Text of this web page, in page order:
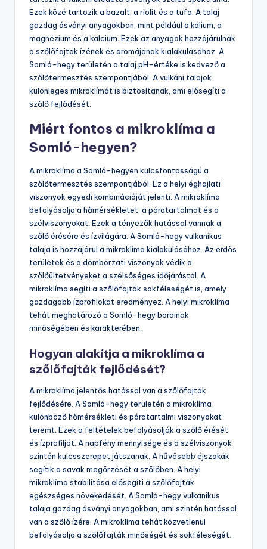
Ezek közé tartozik a bazalt, a riolit és a tufa. A talaj
gazdag ásványi anyagokban, mint például a kálium, a
magnézium és a kalcium. Ezek az anyagok hozzájárulnak
a szőlőfajták ízének és aromájának kialakulásához. A
Somló-hegy területén a talaj pH-értéke is kedvező a
szőlőtermesztés szempontjából. A vulkáni talajok
különleges mikroklímát is biztosítanak, ami elősegíti a
szőlő fejlődését.
Miért fontos a mikroklíma a
Somló-hegyen?
A mikroklíma a Somló-hegyen kulcsfontosságú a
szőlőtermesztés szempontjából. Ez a helyi éghajlati
viszonyok egyedi kombinációját jelenti. A mikroklíma
befolyásolja a hőmérsékletet, a páratartalmat és a
szélviszonyokat. Ezek a tényezők hatással vannak a
szőlő érésére és ízvilágára. A Somló-hegy vulkanikus
talaja is hozzájárul a mikroklíma kialakulásához. Az erdős
területek és a domborzati viszonyok védik a
szőlőültetvényeket a szélsőséges időjárástól. A
mikroklíma segíti a szőlőfajták sokféleségét is, amely
gazdagabb ízprofilokat eredményez. A helyi mikroklíma
tehát meghatározó a Somló-hegy borainak
minőségében és karakterében.
Hogyan alakítja a mikroklíma a
szőlőfajták fejlődését?
A mikroklíma jelentős hatással van a szőlőfajták
fejlődésére. A Somló-hegy területén a mikroklíma
különböző hőmérsékleti és páratartalmi viszonyokat
teremt. Ezek a feltételek befolyásolják a szőlő érését
és ízprofilját. A napfény mennyisége és a szélviszonyok
szintén kulcsszerepet játszanak. A hűvösebb éjszakák
segítik a savak megőrzését a szőlőben. A helyi
mikroklíma stabilitása elősegíti a szőlőfajták
egészséges növekedését. A Somló-hegy vulkanikus
talaja gazdag ásványi anyagokban, ami szintén hatással
van a szőlő ízére. A mikroklíma tehát közvetlenül
befolyásolja a szőlőfajták minőségét és sokféleségét.